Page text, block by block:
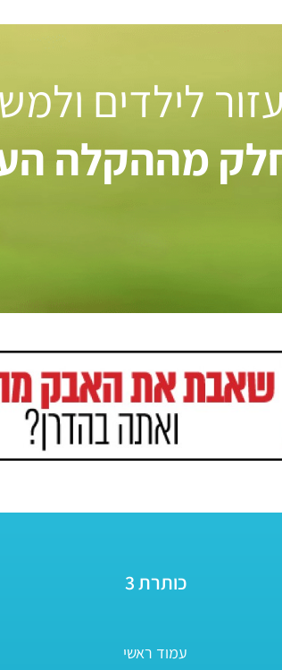
לילדים
מההקלה
כותרת 3
עמוד ראשי